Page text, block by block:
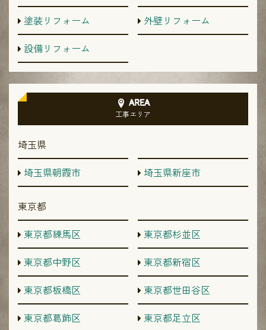
塗装リフォーム
外壁リフォーム
設備リフォーム
AREA
工事エリア
埼玉県
埼玉県朝霞市
埼玉県新座市
東京都
東京都練馬区
東京都杉並区
東京都中野区
東京都新宿区
東京都板橋区
東京都世田谷区
東京都葛飾区
東京都足立区